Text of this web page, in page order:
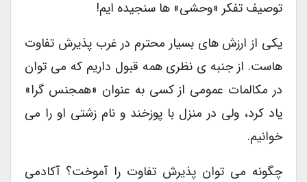
توصیف تفکر «وحشی» ها سنجیده ایم!
یکی از ارزش های بسیار محترم در غرب پذیرش تفاوت
هاست. از جنبه ی نظری همه قبول داریم که می توان
در مکالمات عمومی از کسی به عنوان «همجنس گرا»
یاد کرد، ولی در منزل با پوزخند و نام زشتی او را می
خوانیم.
چگونه می توان پذیرش تفاوت را آموخت؟ آکادمی